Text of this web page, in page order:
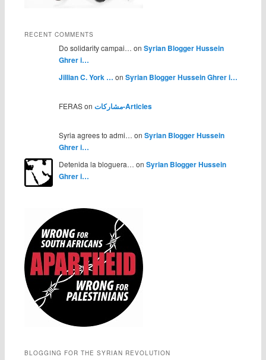
RECENT COMMENTS
Do solidarity campai… on Syrian Blogger Hussein
Ghrer i…
Jillian C. York … on Syrian Blogger Hussein Ghrer i…
FERAS on مشاركات-Articles
Syria agrees to admi… on Syrian Blogger Hussein
Ghrer i…
Detenida la bloguera… on Syrian Blogger Hussein
Ghrer i…
BLOGGING FOR THE SYRIAN REVOLUTION